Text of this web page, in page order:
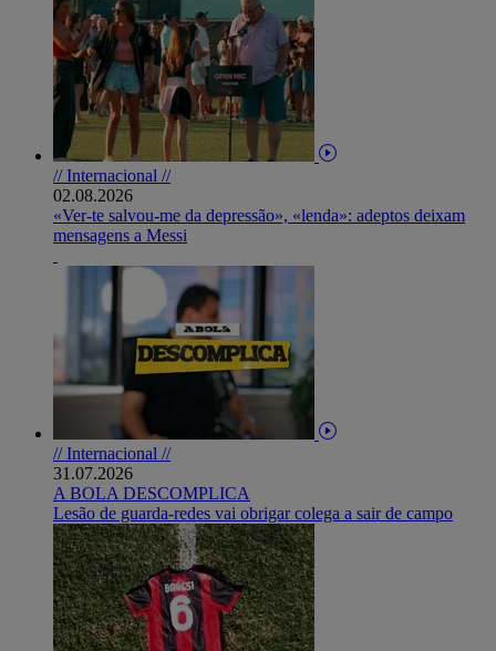
// Internacional //
02.08.2026
«Ver-te salvou-me da depressão», «lenda»: adeptos deixam
mensagens a Messi
// Internacional //
31.07.2026
A BOLA DESCOMPLICA
Lesão de guarda-redes vai obrigar colega a sair de campo